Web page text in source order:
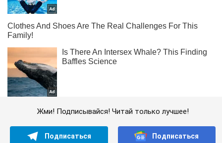
Жми! Подписывайся! Читай только лучшее!
Подписаться Подписаться